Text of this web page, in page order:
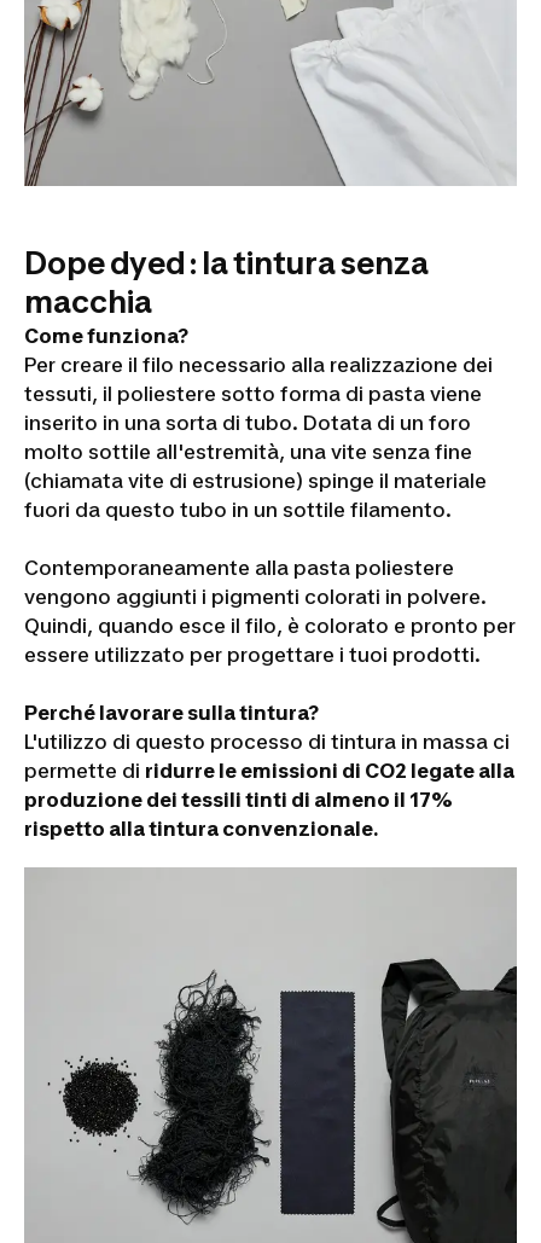
Dope dyed : la tintura senza
macchia
Come funziona?
Per creare il filo necessario alla realizzazione dei
tessuti, il poliestere sotto forma di pasta viene
inserito in una sorta di tubo. Dotata di un foro
molto sottile all'estremità, una vite senza fine
(chiamata vite di estrusione) spinge il materiale
fuori da questo tubo in un sottile filamento.
Contemporaneamente alla pasta poliestere
vengono aggiunti i pigmenti colorati in polvere.
Quindi, quando esce il filo, è colorato e pronto per
essere utilizzato per progettare i tuoi prodotti.
Perché lavorare sulla tintura?
L'utilizzo di questo processo di tintura in massa ci
permette di ridurre le emissioni di CO2 legate alla
produzione dei tessili tinti di almeno il 17%
rispetto alla tintura convenzionale.